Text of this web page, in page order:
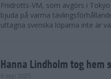
Friidrotts-VM, som avgörs i
bjuda på varma
uttagna svenska löparna inte är
Hanna Lindholm tog hem
6 sep 2025